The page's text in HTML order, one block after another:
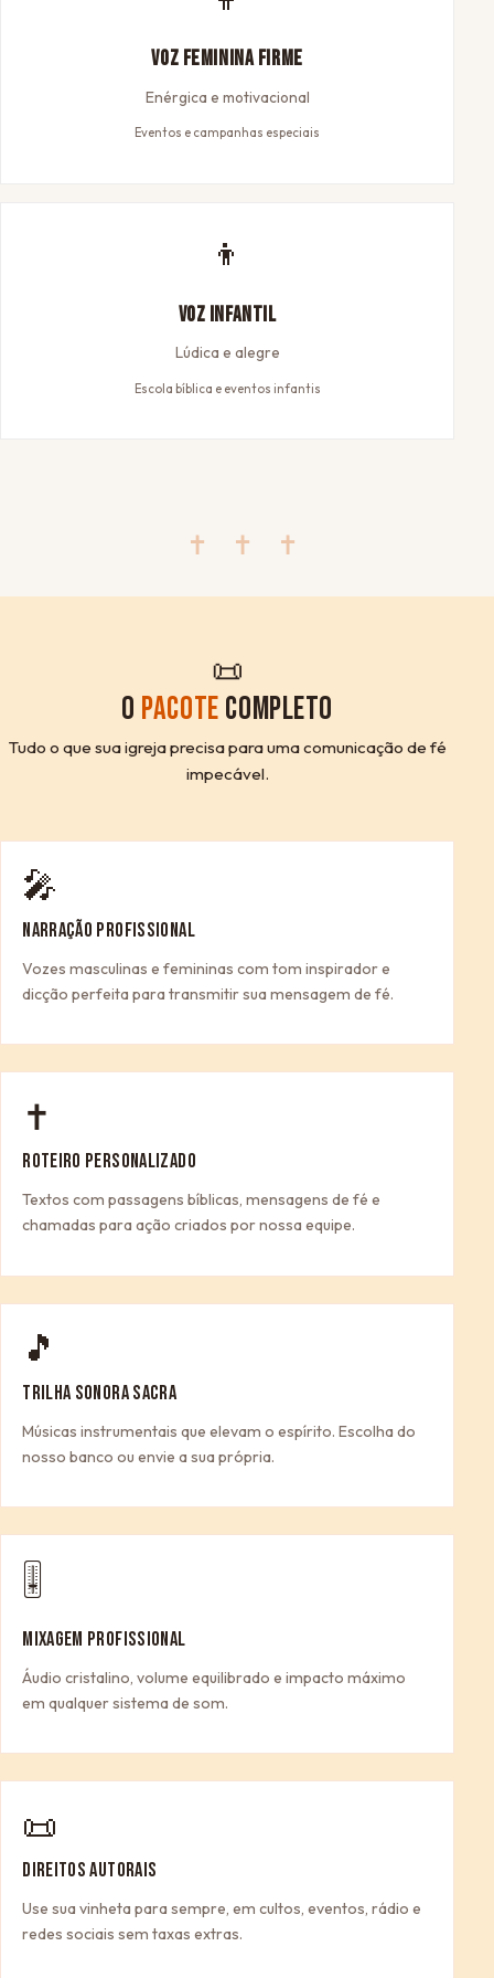
Voz Feminina Firme
Enérgica e motivacional
Eventos e campanhas especiais
👦
Voz Infantil
Lúdica e alegre
Escola bíblica e eventos infantis
✝ ✝ ✝
📜
O PACOTE COMPLETO
Tudo o que sua igreja precisa para uma comunicação de fé
impecável.
🎤
NARRAÇÃO PROFISSIONAL
Vozes masculinas e femininas com tom inspirador e
dicção perfeita para transmitir sua mensagem de fé.
✝
ROTEIRO PERSONALIZADO
Textos com passagens bíblicas, mensagens de fé e
chamadas para ação criados por nossa equipe.
🎵
TRILHA SONORA SACRA
Músicas instrumentais que elevam o espírito. Escolha do
nosso banco ou envie a sua própria.
🎚
MIXAGEM PROFISSIONAL
Áudio cristalino, volume equilibrado e impacto máximo
em qualquer sistema de som.
📜
DIREITOS AUTORAIS
Use sua vinheta para sempre, em cultos, eventos, rádio e
redes sociais sem taxas extras.